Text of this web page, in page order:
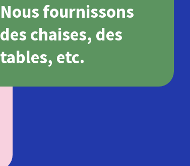
Nous fournissons
des chaises, des
tables, etc.